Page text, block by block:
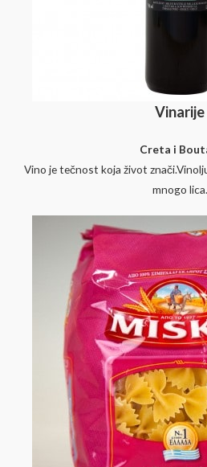
Vinarije
Creta i
Vino je tečnost koja život
mnogo lica.